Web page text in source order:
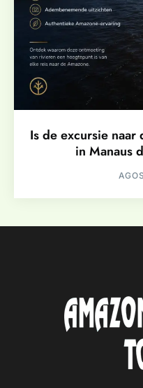
Is de excursie
in Manaus